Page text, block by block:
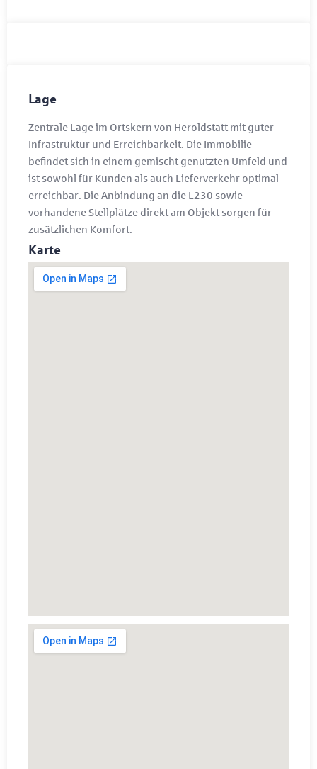
Lage
Zentrale Lage im Ortskern von Heroldstatt mit guter
Infrastruktur und Erreichbarkeit. Die Immobilie
befindet sich in einem gemischt genutzten Umfeld und
ist sowohl für Kunden als auch Lieferverkehr optimal
erreichbar. Die Anbindung an die L230 sowie
vorhandene Stellplätze direkt am Objekt sorgen für
zusätzlichen Komfort.
Karte